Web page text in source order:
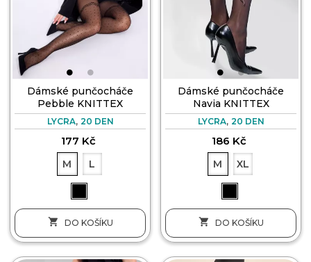
Dámské punčocháče
Pebble KNITTEX
LYCRA, 20 DEN
177 Kč
M L
 DO KOŠÍKU
Dámské punčocháče
Navia KNITTEX
LYCRA, 20 DEN
186 Kč
M XL
 DO KOŠÍKU